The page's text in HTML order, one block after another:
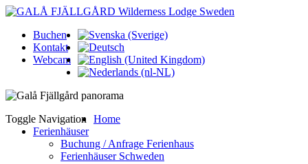
Buchen
Kontakt
Webcam
Toggle Navigation
Home
Ferienhäuser
Buchung / Anfrage Ferienhaus
Ferienhäuser Schweden